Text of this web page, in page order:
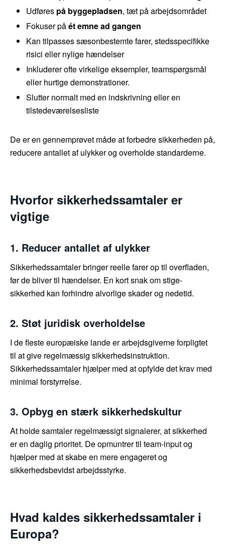
Udføres på byggepladsen, tæt på arbejdsområdet
Fokuser påét emne ad gangen
Kan tilpasses sæsonbestemte farer, stedsspecifikke
risici eller nylige hændelser
Inkluderer ofte virkelige eksempler, teamspørgsmål
eller hurtige demonstrationer.
Slutter normalt med en indskrivning eller en
tilstedeværelsesliste
De er en gennemprøvet måde at forbedre sikkerheden på,
reducere antallet af ulykker og overholde standarderne.
Hvorfor sikkerhedssamtaler er
vigtige
1. Reducer antallet af ulykker
Sikkerhedssamtaler bringer reelle farer op til overfladen,
før de bliver til hændelser. En kort snak om stige-
sikkerhed kan forhindre alvorlige skader og nedetid.
2. Støt juridisk overholdelse
I de fleste europæiske lande er arbejdsgiverne forpligtet
til at give regelmæssig sikkerhedsinstruktion.
Sikkerhedssamtaler hjælper med at opfylde det krav med
minimal forstyrrelse.
3. Opbyg en stærk sikkerhedskultur
At holde samtaler regelmæssigt signalerer, at sikkerhed
er en daglig prioritet. De opmuntrer til team-input og
hjælper med at skabe en mere engageret og
sikkerhedsbevidst arbejdsstyrke.
Hvad kaldes sikkerhedssamtaler i
Europa?